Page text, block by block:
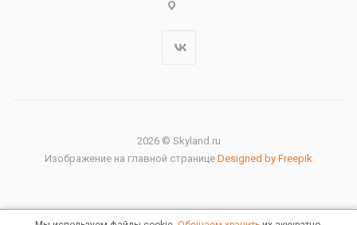
2026 © Skyland.ru
Изображение на главной странице Designed by Freepik